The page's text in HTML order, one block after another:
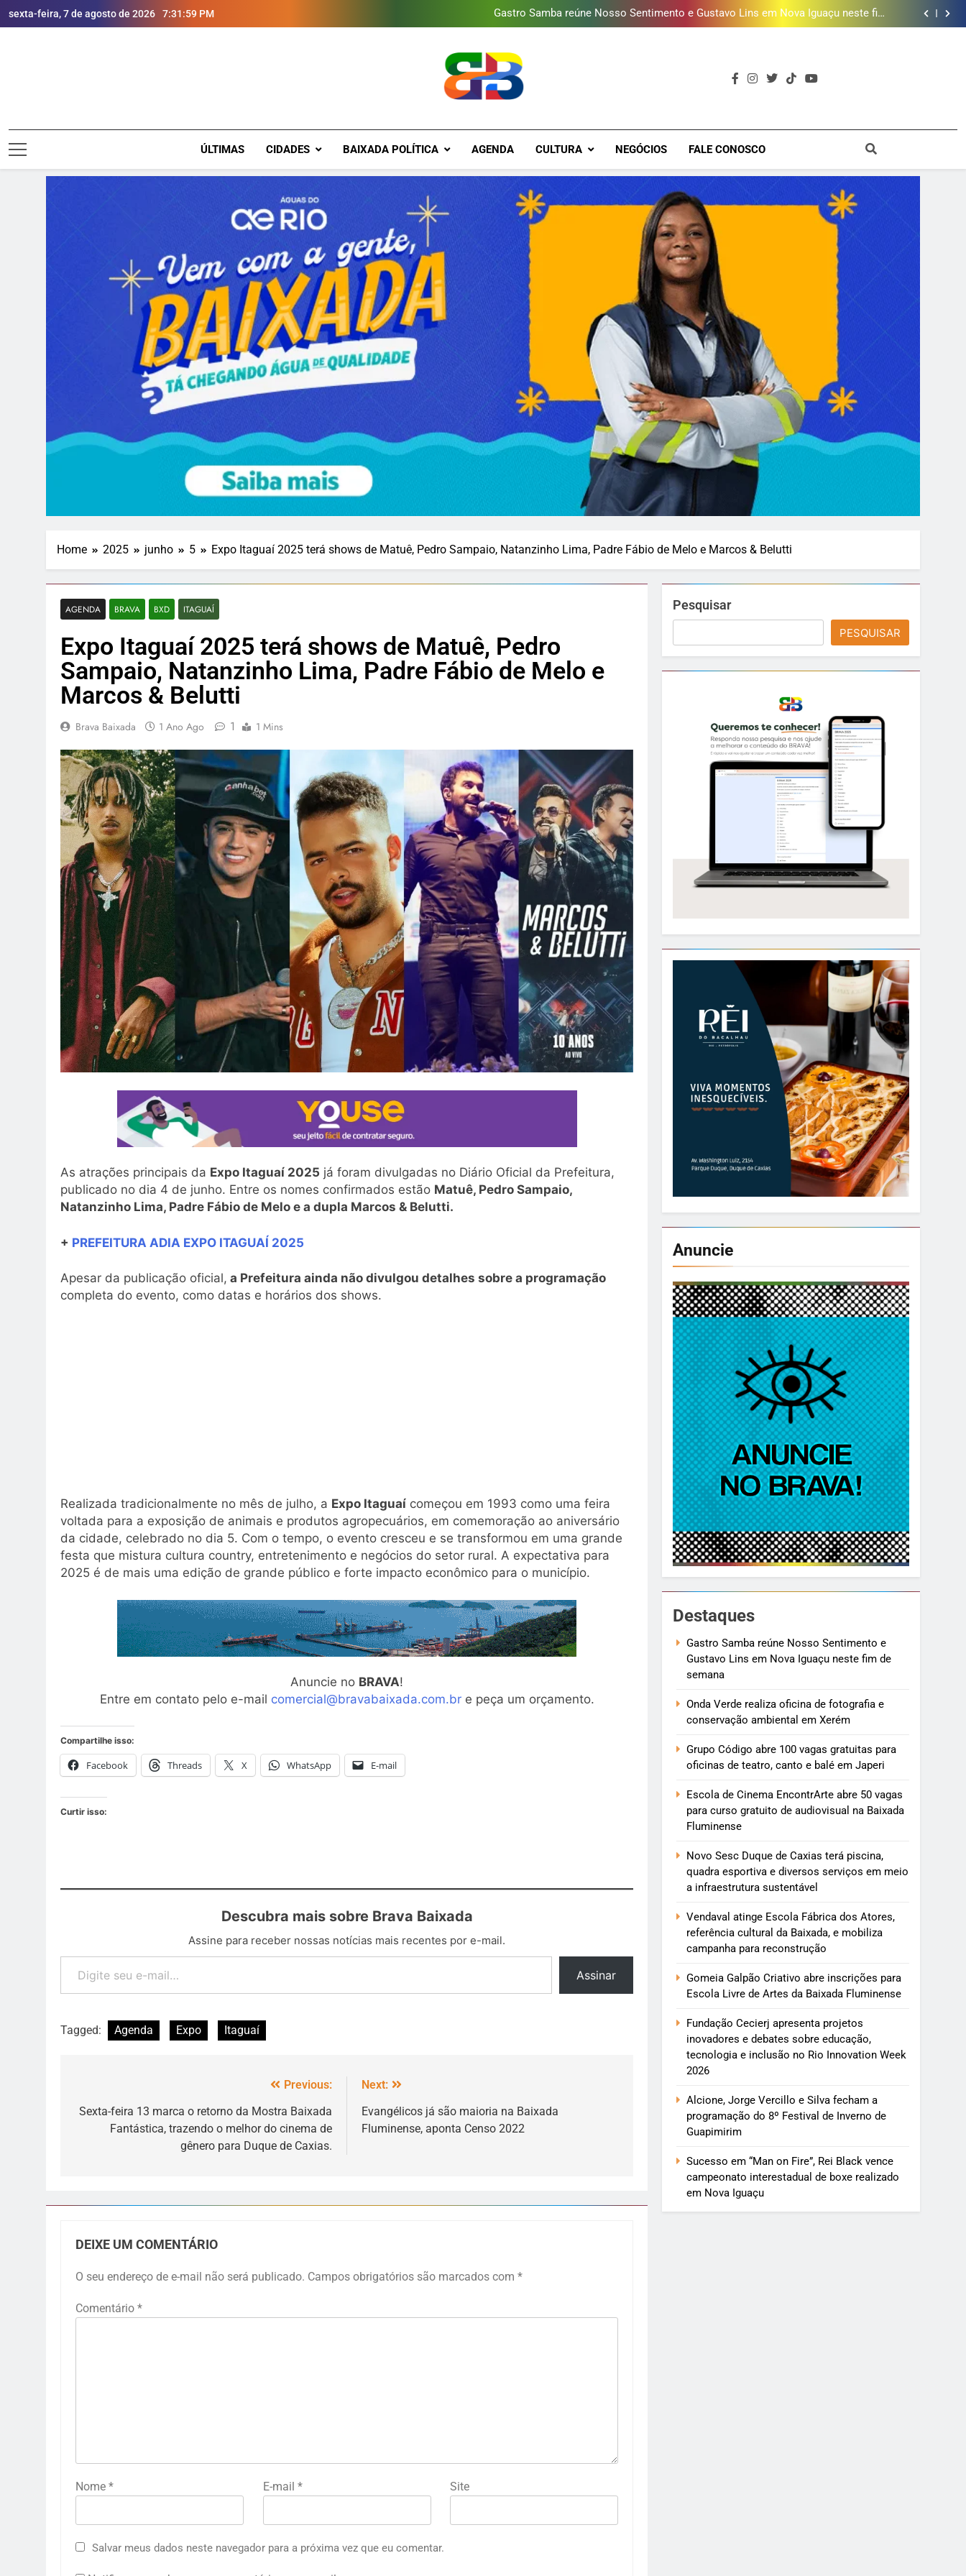
sexta-feira, 7 de agosto de 2026 7:32:00 PM
Gastro Samba reúne Nosso Sentimento e Gustavo Lins em Nova Iguaçu neste fim
de semana
Shopping Grande Rio sorteia MacBook e oferece vinho em campanha de Dia dos
Deputado Reimont quer reduzir idade mínima para mulheres receberem o BPC
Gastro Samba reúne Nosso Sentimento e Gustavo Lins em Nova Iguaçu neste fim
Shopping Grande Rio sorteia MacBook e oferece vinho em campanha de Dia dos
Obra garante a preservação de 190 milhões de litros de água por ano na Baixada
Deputado Reimont quer reduzir idade mínima para mulheres receberem o BPC
Brava Baixada
ÚLTIMAS CIDADES BAIXADA POLÍTICA AGENDA CULTURA NEGÓCIOS FALE CONOSCO
Home 2025 junho 5 Expo Itaguaí 2025 terá shows de Matuê, Pedro Sampaio, Natanzinho Lima, Padre Fábio de Melo e Marcos & Belutti
AGENDA BRAVA BXD ITAGUAÍ
Expo Itaguaí 2025 terá shows de Matuê, Pedro
Sampaio, Natanzinho Lima, Padre Fábio de Melo e
Marcos & Belutti
Brava Baixada 1 Ano Ago 1 1 Mins
As atrações principais da Expo Itaguaí 2025 já foram divulgadas no Diário Oficial da Prefeitura,
publicado no dia 4 de junho. Entre os nomes confirmados estão Matuê, Pedro Sampaio,
Natanzinho Lima, Padre Fábio de Melo e a dupla Marcos & Belutti.
+ PREFEITURA ADIA EXPO ITAGUAÍ 2025
Apesar da publicação oficial, a Prefeitura ainda não divulgou detalhes sobre a programação
completa do evento, como datas e horários dos shows.
Realizada tradicionalmente no mês de julho, a Expo Itaguaí começou em 1993 como uma feira
voltada para a exposição de animais e produtos agropecuários, em comemoração ao aniversário
da cidade, celebrado no dia 5. Com o tempo, o evento cresceu e se transformou em uma grande
festa que mistura cultura country, entretenimento e negócios do setor rural. A expectativa para
2025 é de mais uma edição de grande público e forte impacto econômico para o município.
Anuncie no BRAVA!
Entre em contato pelo e-mail comercial@bravabaixada.com.bre peça um orçamento.
Compartilhe isso:
Facebook Threads X WhatsApp E-mail
Curtir isso:
Descubra mais sobre Brava Baixada
Assine para receber nossas notícias mais recentes por e-mail.
Assinar
Tagged: Agenda Expo Itaguaí
Previous:
Sexta-feira 13 marca o retorno da Mostra Baixada
Fantástica, trazendo o melhor do cinema de
gênero para Duque de Caxias.
Next:
Evangélicos já são maioria na Baixada
Fluminense, aponta Censo 2022
DEIXE UM COMENTÁRIO
O seu endereço de e-mail não será publicado. Campos obrigatórios são marcados com *
Comentário *
Nome * E-mail * Site
Salvar meus dados neste navegador para a próxima vez que eu comentar.
Pesquisar
PESQUISAR
Anuncie
Destaques
Gastro Samba reúne Nosso Sentimento e
Gustavo Lins em Nova Iguaçu neste fim de
semana
Onda Verde realiza oficina de fotografia e
conservação ambiental em Xerém
Grupo Código abre 100 vagas gratuitas para
oficinas de teatro, canto e balé em Japeri
Escola de Cinema EncontrArte abre 50 vagas
para curso gratuito de audiovisual na Baixada
Fluminense
Novo Sesc Duque de Caxias terá piscina,
quadra esportiva e diversos serviços em meio
a infraestrutura sustentável
Vendaval atinge Escola Fábrica dos Atores,
referência cultural da Baixada, e mobiliza
campanha para reconstrução
Gomeia Galpão Criativo abre inscrições para
Escola Livre de Artes da Baixada Fluminense
Fundação Cecierj apresenta projetos
inovadores e debates sobre educação,
tecnologia e inclusão no Rio Innovation Week
2026
Alcione, Jorge Vercillo e Silva fecham a
programação do 8º Festival de Inverno de
Guapimirim
Sucesso em “Man on Fire”, Rei Black vence
campeonato interestadual de boxe realizado
em Nova Iguaçu